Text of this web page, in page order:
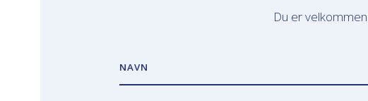
Du er
NAVN